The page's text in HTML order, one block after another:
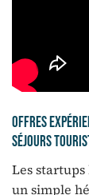
Offres
séjours
Les
un simple